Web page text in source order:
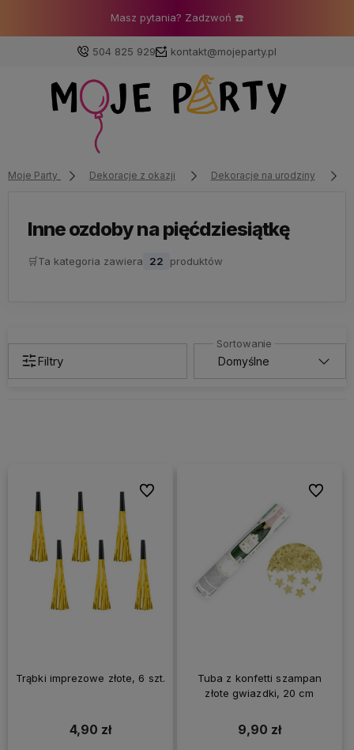
Masz pytania? Zadzwoń ☎️
504 825 929 kontakt@mojeparty.pl
Załóż konto
Wybierz coś dla siebie z naszej aktualnej oferty lub
Moje Party Dekoracje z okazji Dekoracje na urodziny
Inne ozdoby na pięćdziesiątkę
🛒Ta kategoria zawiera 22 produktów
Filtry
Trąbki imprezowe złote, 6 szt.
4,90 zł
Do ulubionych
Tuba z konfetti szampan
złote gwiazdki, 20 cm
9,90 zł
Do